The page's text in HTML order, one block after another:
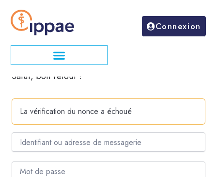
contenu
Connexion
Salut, bon retour !
La vérification du nonce a échoué